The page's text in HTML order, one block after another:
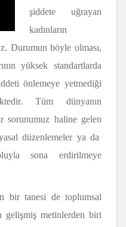
şiddete uğrayan
kadınların
Durumun böyle olması,
yüksek standartlarda
önlemeye yetmediği
Tüm dünyanın
sorunumuz haline gelen
düzenlemeler ya da
sona erdirilmeye
bir tanesi de toplumsal
gelişmiş metinlerden biri